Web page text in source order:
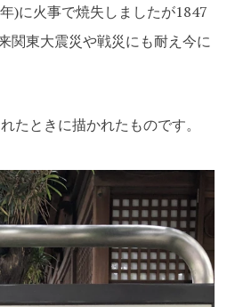
)に火事で焼失しましたが1847
関東大震災や戦災にも耐え今に
たときに描かれたものです。